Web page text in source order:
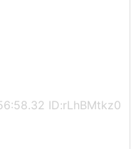
ID:rLhBMtkz0